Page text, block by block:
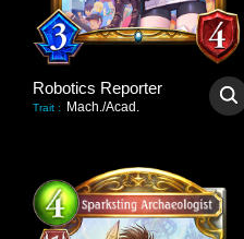
Robotics Reporter
Trait : Mach./Acad.